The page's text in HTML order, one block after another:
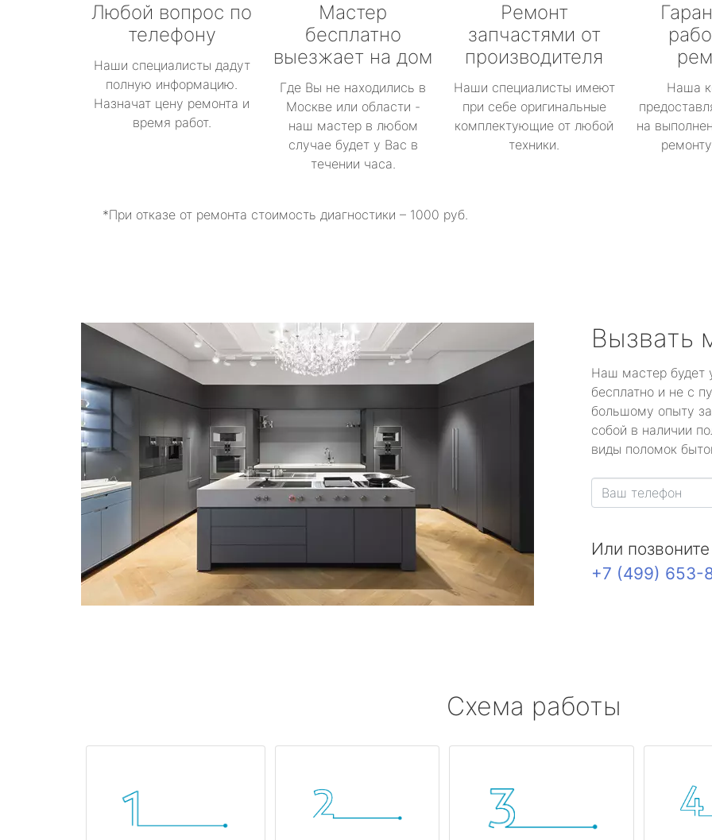
Любой вопрос по
телефону
Наши специалисты дадут
полную информацию.
Назначат цену ремонта и
время работ.
Мастер
бесплатно
выезжает на дом
Где Вы не находились в
Москве или области -
наш мастер в любом
случае будет у Вас в
течении часа.
Ремонт
запчастями от
производителя
Наши специалисты имеют
при себе оригинальные
комплектующие от любой
техники.
Наша
на
*При отказе от ремонта стоимость диагностики – 1000 руб.
Вызвать
Наш мастер будет
бесплатно и не с
большому опыту
собой в наличии
виды поломок
Или
+7 (499) 653-
Схема работы